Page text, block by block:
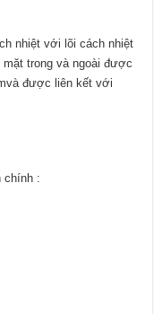
nhiệt với lõi cách nhiệt
trong và ngoài được
được liên kết với
chính :